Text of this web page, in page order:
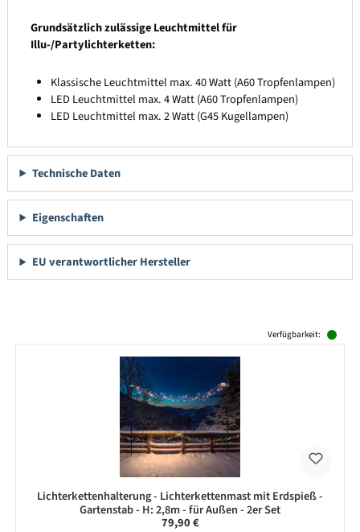
Grundsätzlich zulässige Leuchtmittel für
Illu-/Partylichterketten:
Klassische Leuchtmittel max. 40 Watt (A60 Tropfenlampen)
LED Leuchtmittel max. 4 Watt (A60 Tropfenlampen)
LED Leuchtmittel max. 2 Watt (G45 Kugellampen)
Technische Daten
Eigenschaften
EU verantwortlicher Hersteller
Verfügbarkeit:
Lichterkettenhalterung - Lichterkettenmast mit Erdspieß -
Gartenstab - H: 2,8m - für Außen - 2er Set
Regulärer Preis:
79,90 €